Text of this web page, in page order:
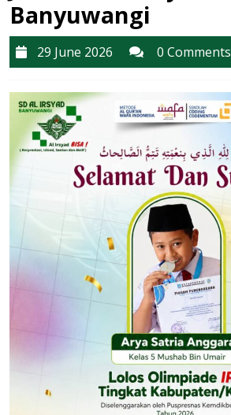
Banyuwangi
29 June 2026
29
June
0 Comments